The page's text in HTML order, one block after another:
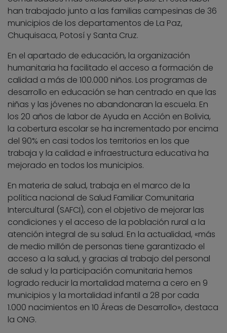
han trabajado junto a las familias campesinas de 36
municipios de los departamentos de La Paz,
Chuquisaca, Potosí y Santa Cruz.
En el apartado de educación, la organización
humanitaria ha facilitado el acceso a formación de
calidad a más de 100.000 niños. Los programas de
desarrollo en educación se han centrado en que las
niñas y las jóvenes no abandonaran la escuela. En
los 20 años de labor de Ayuda en Acción en Bolivia,
la cobertura escolar se ha incrementado por encima
del 90% en casi todos los territorios en los que
trabaja y la calidad e infraestructura educativa ha
mejorado en todos los municipios.
En materia de salud, trabaja en el marco de la
política nacional de Salud Familiar Comunitaria
Intercultural (SAFCI), con el objetivo de mejorar las
condiciones y el acceso de la población rural a la
atención integral de su salud. En la actualidad, «más
de medio millón de personas tiene garantizado el
acceso a la salud, y gracias al trabajo del personal
de salud y la participación comunitaria hemos
logrado reducir la mortalidad materna a cero en 9
municipios y la mortalidad infantil a 28 por cada
1.000 nacimientos en 10 Áreas de Desarrollo», destaca
la ONG.